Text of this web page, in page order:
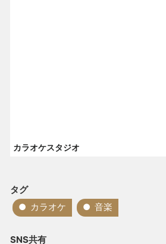
カラオケスタジオ
タグ
カラオケ 音楽
SNS共有